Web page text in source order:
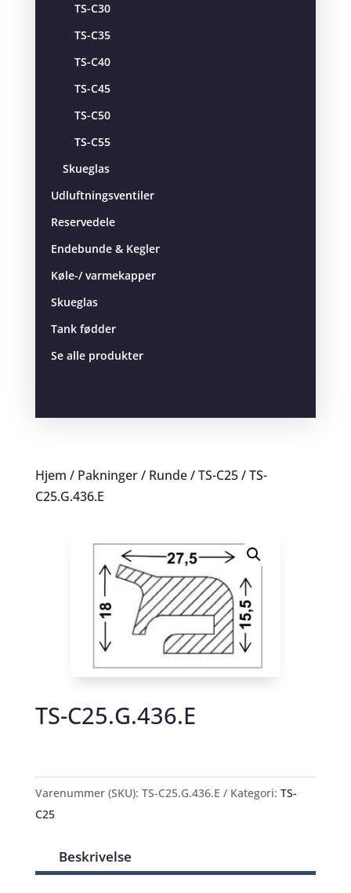
TS-C30
TS-C35
TS-C40
TS-C45
TS-C50
TS-C55
Skueglas
Udluftningsventiler
Reservedele
Endebunde & Kegler
Køle-/ varmekapper
Skueglas
Tank fødder
Se alle produkter
Hjem / Pakninger/ Runde/TS-C25/ TS-
C25.G.436.E
TS-C25.G.436.E
Varenummer (SKU): TS-C25.G.436.E Kategori: TS-
C25
Beskrivelse